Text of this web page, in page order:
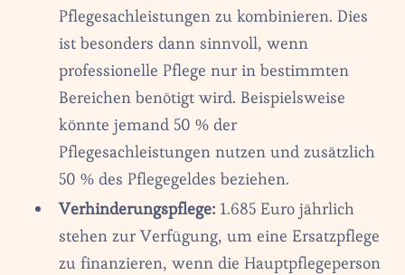
Pflegesachleistungen zu kombinieren. Dies
ist besonders dann sinnvoll, wenn
professionelle Pflege nur in bestimmten
Bereichen benötigt wird. Beispielsweise
könnte jemand 50 % der
Pflegesachleistungen nutzen und zusätzlich
50 % des Pflegegeldes beziehen.
Verhinderungspflege:1.685 Euro jährlich
stehen zur Verfügung, um eine Ersatzpflege
zu finanzieren, wenn die Hauptpflegeperson